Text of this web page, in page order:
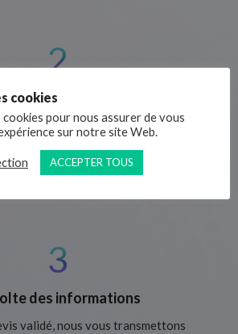
2
Analyse & devis
nous analysons votre projet
aux fonctionnalités et au type de
3
des informations
validé, nous vous transmettons
cookies
pour nous assurer de vous
sur notre site Web.
ACCEPTER TOUS